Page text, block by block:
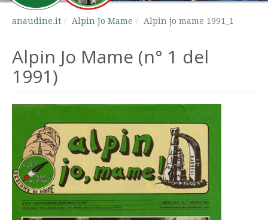
anaudine.it Alpin Jo Mame Alpin jo mame 1991_1
Alpin Jo Mame (n° 1 del
1991)